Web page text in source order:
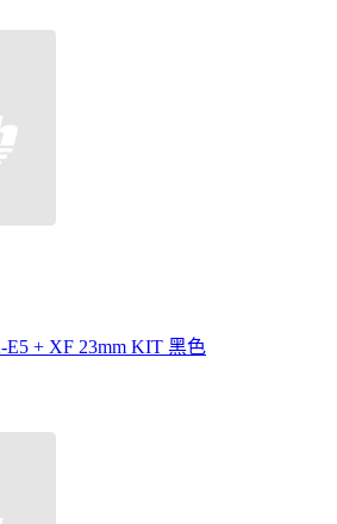
+ XF 23mm KIT 黑色